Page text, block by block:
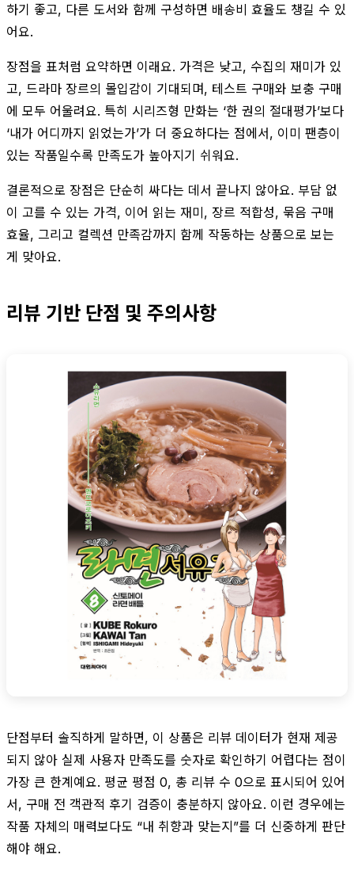
하기 좋고, 다른 도서와 함께 구성하면 배송비 효율도 챙길 수 있
어요.
장점을 표처럼 요약하면 이래요. 가격은 낮고, 수집의 재미가 있
고, 드라마 장르의 몰입감이 기대되며, 테스트 구매와 보충 구매
에 모두 어울려요. 특히 시리즈형 만화는 ‘한 권의 절대평가’보다
‘내가 어디까지 읽었는가’가 더 중요하다는 점에서, 이미 팬층이
있는 작품일수록 만족도가 높아지기 쉬워요.
결론적으로 장점은 단순히 싸다는 데서 끝나지 않아요. 부담 없
이 고를 수 있는 가격, 이어 읽는 재미, 장르 적합성, 묶음 구매
효율, 그리고 컬렉션 만족감까지 함께 작동하는 상품으로 보는
게 맞아요.
리뷰 기반 단점 및 주의사항
단점부터 솔직하게 말하면, 이 상품은 리뷰 데이터가 현재 제공
되지 않아 실제 사용자 만족도를 숫자로 확인하기 어렵다는 점이
가장 큰 한계예요. 평균 평점 0, 총 리뷰 수 0으로 표시되어 있어
서, 구매 전 객관적 후기 검증이 충분하지 않아요. 이런 경우에는
작품 자체의 매력보다도 “내 취향과 맞는지”를 더 신중하게 판단
해야 해요.